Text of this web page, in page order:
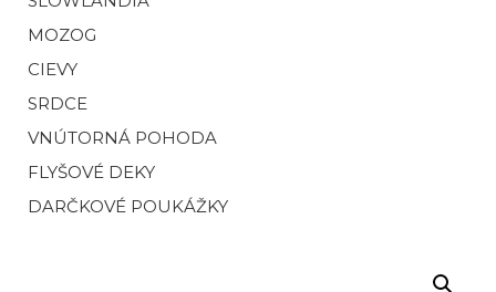
MOZOG
CIEVY
SRDCE
VNÚTORNÁ POHODA
FLYŠOVÉ DEKY
DARČKOVÉ POUKÁŽKY